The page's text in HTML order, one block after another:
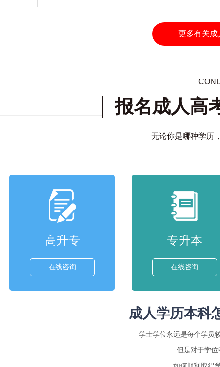
更多有关成
报名成人高
无论你是哪种学历
高升专
在线咨询
专升本
在线咨询
成人学历本科
学士学位永远是每个学员
但是对于学